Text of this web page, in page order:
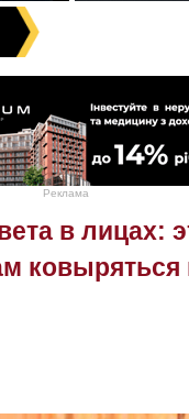
Реклама
в лицах:
ковыряться